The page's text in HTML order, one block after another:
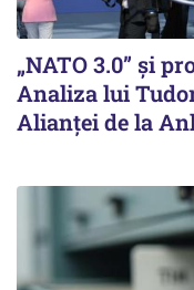
„NATO 3.0” și
Analiza lui
Alianței de la